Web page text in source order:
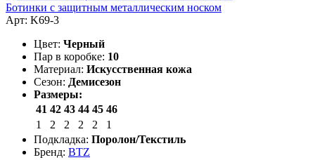
Ботинки с защитным металлическим носком
Арт: K69-3
Цвет: Черный
Пар в коробке: 10
Материал: Искусственная кожа
Сезон: Демисезон
Размеры:
41 42 43 44 45 46
1
2 2 2 2
1
Подкладка: Поролон/Текстиль
Бренд: BTZ